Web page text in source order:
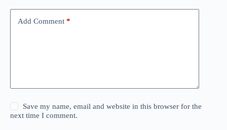
Add Comment *
Save my name, email and website in this browser for the
next time I comment.